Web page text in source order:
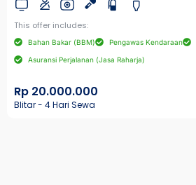
This offer includes:
Bahan Bakar (BBM) Pengawas Kendaraan
Asuransi Perjalanan (Jasa Raharja)
Rp 20.000.000
Blitar - 4 Hari Sewa